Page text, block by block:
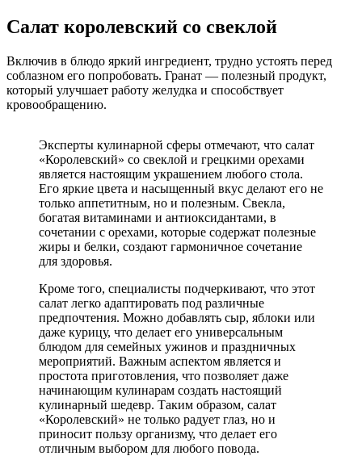
Салат королевский со свеклой
Включив в блюдо яркий ингредиент, трудно устоять перед
соблазном его попробовать. Гранат — полезный продукт,
который улучшает работу желудка и способствует
кровообращению.
Эксперты кулинарной сферы отмечают, что салат
«Королевский» со свеклой и грецкими орехами
является настоящим украшением любого стола.
Его яркие цвета и насыщенный вкус делают его не
только аппетитным, но и полезным. Свекла,
богатая витаминами и антиоксидантами, в
сочетании с орехами, которые содержат полезные
жиры и белки, создают гармоничное сочетание
для здоровья.
Кроме того, специалисты подчеркивают, что этот
салат легко адаптировать под различные
предпочтения. Можно добавлять сыр, яблоки или
даже курицу, что делает его универсальным
блюдом для семейных ужинов и праздничных
мероприятий. Важным аспектом является и
простота приготовления, что позволяет даже
начинающим кулинарам создать настоящий
кулинарный шедевр. Таким образом, салат
«Королевский» не только радует глаз, но и
приносит пользу организму, что делает его
отличным выбором для любого повода.